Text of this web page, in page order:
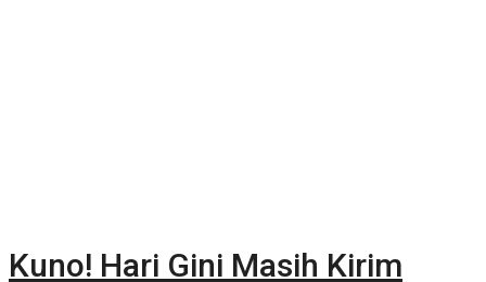
Kuno! Hari Gini Masih Kirim